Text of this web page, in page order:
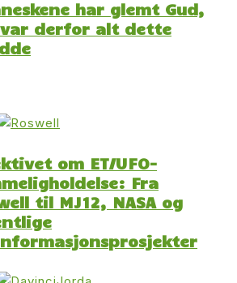
har glemt Gud,
derfor alt dette
om ET/UFO-
Fra
til MJ12, NASA og